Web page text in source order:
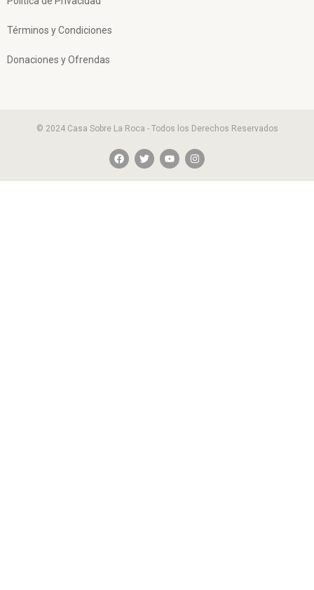
Términos y Condiciones
Donaciones y Ofrendas
© 2024 Casa Sobre La Roca - Todos los Derechos Reservados